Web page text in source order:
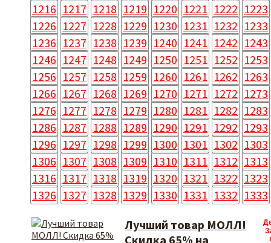
1216 1217 1218 1219 1220 1221 1222 1223
1226 1227 1228 1229 1230 1231 1232 1233
1236 1237 1238 1239 1240 1241 1242 1243
1246 1247 1248 1249 1250 1251 1252 1253
1256 1257 1258 1259 1260 1261 1262 1263
1266 1267 1268 1269 1270 1271 1272 1273
1276 1277 1278 1279 1280 1281 1282 1283
1286 1287 1288 1289 1290 1291 1292 1293
1296 1297 1298 1299 1300 1301 1302 1303
1306 1307 1308 1309 1310 1311 1312 1313
1316 1317 1318 1319 1320 1321 1322 1323
1326 1327 1328 1329 1330 1331 1332 1333
Лучший товар МОЛЛ!
Скидка 65% на